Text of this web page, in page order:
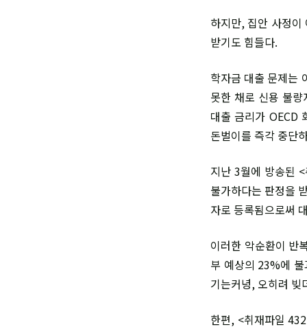
하지만, 집안 사정
받기도 힘들다.
학자금 대출 문제는
못한 채로 신용 불
대출 금리가 OECD
돈벌이를 즉각 중단
지난 3월에 방송된
불가하다는 판정을
자로 등록됨으로써
이러한 악순환이 반
부 예상의 23%에
기는커녕, 오히려 빚
한편, <취재파일